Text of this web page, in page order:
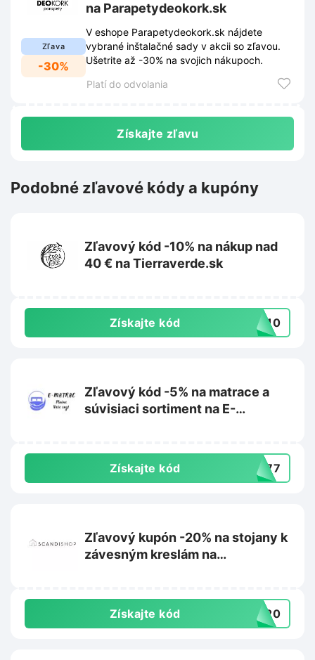
Zľava
-30%
na Parapetydeokork.sk
V eshope Parapetydeokork.sk nájdete
vybrané inštalačné sady v akcii so zľavou.
Ušetrite až -30% na svojich nákupoch.
Platí do odvolania
Získajte zľavu
Podobné zľavové kódy a kupóny
Zľavový kód -10% na nákup nad
40 € na Tierraverde.sk
Získajte kód IL10
Zľavový kód -5% na matrace a
súvisiaci sortiment na E-
Získajte kód L777
Zľavový kupón -20% na stojany k
závesným kreslám na
Získajte kód US20